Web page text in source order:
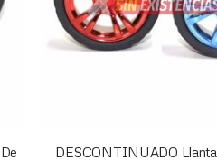
DESCONTINUADO